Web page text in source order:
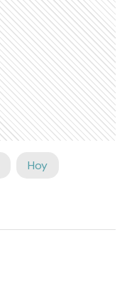
Hoy